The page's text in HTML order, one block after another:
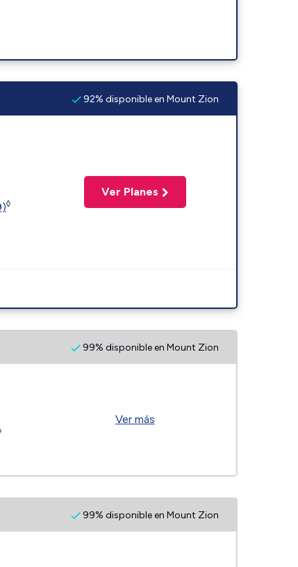
92% disponible en Mount Zion
◊
Ver Planes
99% disponible en Mount Zion
Ver más
99% disponible en Mount Zion